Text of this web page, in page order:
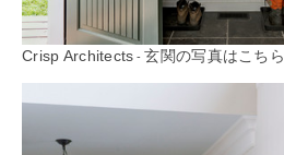
Crisp Architects -玄関の写真はこちら